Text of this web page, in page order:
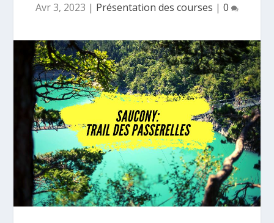
Avr 3, 2023 | Présentation des courses | 0